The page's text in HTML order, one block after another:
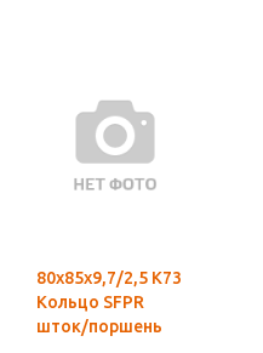
80х85х9,7/2,5 К73
Кольцо SFPR
шток/поршень